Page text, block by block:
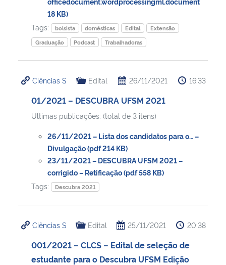
18 KB)
Tags:
bolsista domésticas Edital
Extensão
Graduação
Podcast Trabalhadoras
Ciências S Edital 26/11/2021 16:33
01/2021 – DESCUBRA UFSM 2021
Ultimas publicações: (total de 3 itens)
26/11/2021 – Lista dos candidatos para o… –
Divulgação (pdf 214 KB)
23/11/2021 – DESCUBRA UFSM 2021 –
corrigido – Retificação (pdf 558 KB)
Tags:
Descubra 2021
Ciências S Edital 25/11/2021 20:38
001/2021 – CLCS – Edital de seleção de
estudante para o Descubra UFSM Edição